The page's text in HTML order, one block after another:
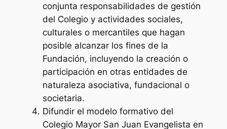
conjunta responsabilidades de gestión
del Colegio y actividades sociales,
culturales o mercantiles que hagan
posible alcanzar los fines de la
Fundación, incluyendo la creación o
participación en otras entidades de
naturaleza asociativa, fundacional o
societaria.
Difundir el modelo formativo del
Colegio Mayor San Juan Evangelista en